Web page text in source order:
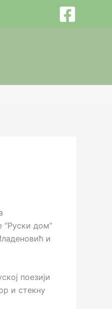
“Руски дом”
и
поезији
и стекну